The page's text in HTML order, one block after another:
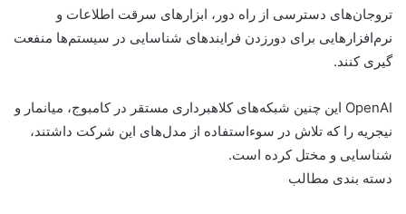
تروجان‌های دسترسی از راه دور، ابزارهای سرقت اطلاعات و
نرم‌افزارهایی برای دورزدن فرایندهای شناسایی در سیستم‌ها منفعت
گیری کنند.
OpenAI این چنین شبکه‌های کلاهبرداری مستقر در کامبوج، میانمار و
نیجریه را که تلاش در سوءاستفاده از مدل‌های این شرکت داشتند،
شناسایی و مختل کرده است.
دسته بندی مطالب